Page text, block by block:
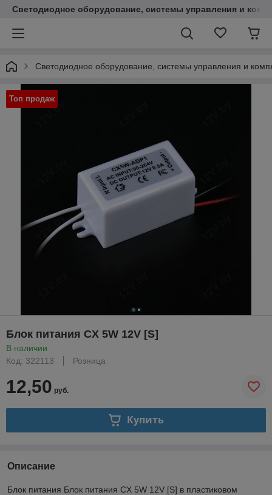
Светодиодное оборудование, системы управления и
Светодиодное оборудование, системы управления и
Топ продаж
Блок питания CX 5W 12V [S]
В наличии
Код: 322113
Розница
12,50 руб.
Купить
Описание
Блок питания Блок питания CX 5W 12V [S] в пластиковом